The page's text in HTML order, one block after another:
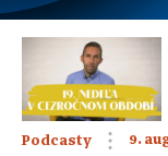
Podcasty 9.